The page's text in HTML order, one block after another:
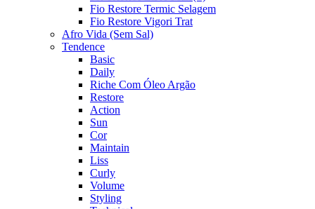
Fio Restore Termic Selagem
Fio Restore Vigori Trat
Afro Vida (Sem Sal)
Tendence
Basic
Daily
Riche Com Óleo Argão
Restore
Action
Sun
Cor
Maintain
Liss
Curly
Volume
Styling